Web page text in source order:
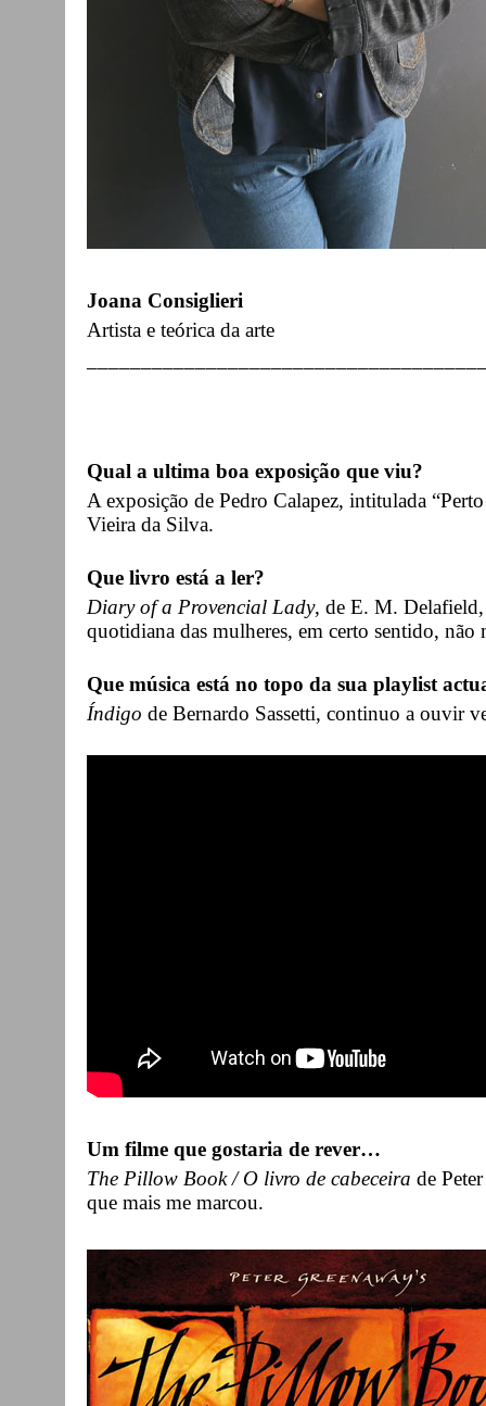
Joana Consiglieri
Artista e teórica da arte
Qual a ultima boa exposição que viu?
A exposição de Pedro Calapez, intitulada
Vieira da Silva.
Que livro está a ler?
Diary of a Provencial Lady, de E. M.
quotidiana das mulheres, em certo sentido,
Que música está no topo da sua playlist
Índigo de Bernardo Sassetti, continuo a ouvir
Um filme que gostaria de rever…
The Pillow Book / O livro de cabeceira de
que mais me marcou.